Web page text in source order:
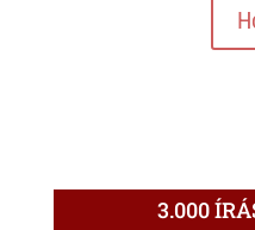
3.000